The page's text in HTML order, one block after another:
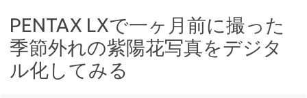
PENTAX LXで一ヶ月前に撮った
季節外れの紫陽花写真をデジタ
ル化してみる